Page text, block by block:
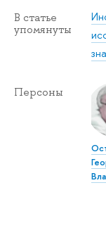
В статье
упомянуты
Персоны